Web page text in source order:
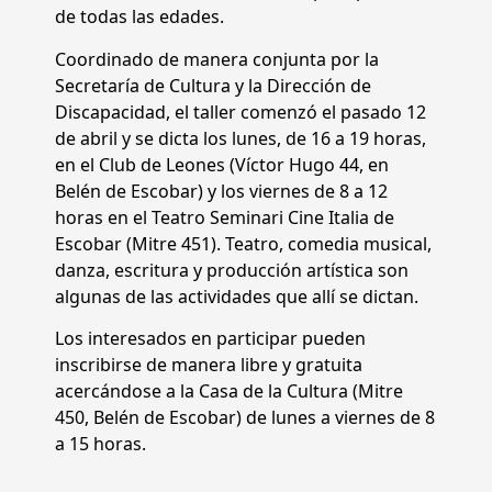
de todas las edades.
Coordinado de manera conjunta por la
Secretaría de Cultura y la Dirección de
Discapacidad, el taller comenzó el pasado 12
de abril y se dicta los lunes, de 16 a 19 horas,
en el Club de Leones (Víctor Hugo 44, en
Belén de Escobar) y los viernes de 8 a 12
horas en el Teatro Seminari Cine Italia de
Escobar (Mitre 451). Teatro, comedia musical,
danza, escritura y producción artística son
algunas de las actividades que allí se dictan.
Los interesados en participar pueden
inscribirse de manera libre y gratuita
acercándose a la Casa de la Cultura (Mitre
450, Belén de Escobar) de lunes a viernes de 8
a 15 horas.